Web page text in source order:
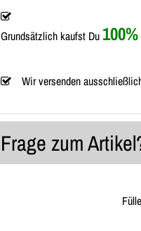
Grundsätzlich kaufst Du
Wir versenden
Frage zum